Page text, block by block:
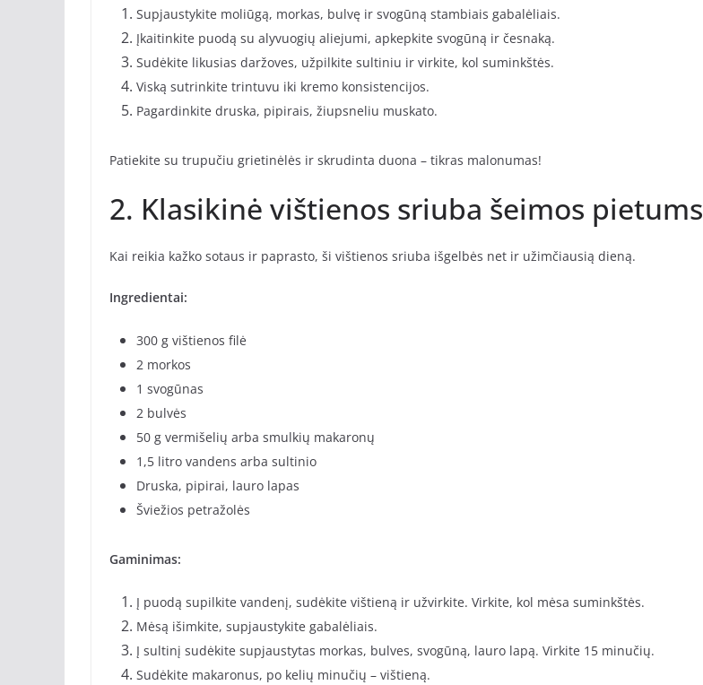
Supjaustykite moliūgą, morkas, bulvę ir svogūną stambiais gabalėliais.
Įkaitinkite puodą su alyvuogių aliejumi, apkepkite svogūną ir česnaką.
Sudėkite likusias daržoves, užpilkite sultiniu ir virkite, kol suminkštės.
Viską sutrinkite trintuvu iki kremo konsistencijos.
Pagardinkite druska, pipirais, žiupsneliu muskato.
Patiekite su trupučiu grietinėlės ir skrudinta duona – tikras malonumas!
2. Klasikinė vištienos sriuba šeimos pietums
Kai reikia kažko sotaus ir paprasto, ši vištienos sriuba išgelbės net ir užimčiausią dieną.
Ingredientai:
300 g vištienos filė
2 morkos
1 svogūnas
2 bulvės
50 g vermišelių arba smulkių makaronų
1,5 litro vandens arba sultinio
Druska, pipirai, lauro lapas
Šviežios petražolės
Gaminimas:
Į puodą supilkite vandenį, sudėkite vištieną ir užvirkite. Virkite, kol mėsa suminkštės.
Mėsą išimkite, supjaustykite gabalėliais.
Į sultinį sudėkite supjaustytas morkas, bulves, svogūną, lauro lapą. Virkite 15 minučių.
Sudėkite makaronus, po kelių minučių – vištieną.